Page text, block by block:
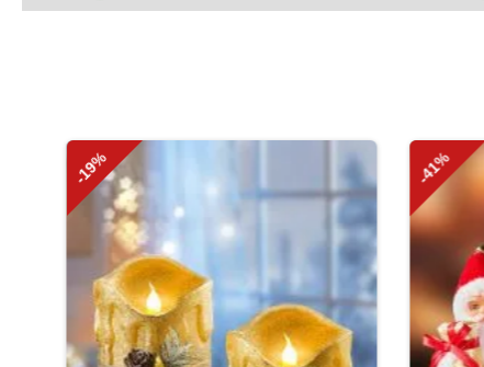
Produktgalerie überspringen
-19% -41%